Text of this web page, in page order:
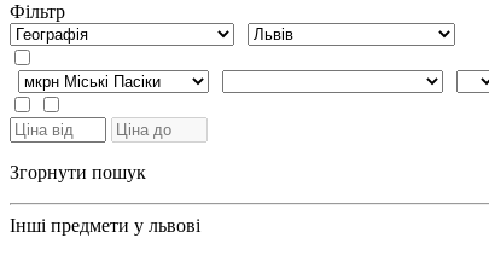
Фiльтр
Згорнути пошук
Інші предмети у львові